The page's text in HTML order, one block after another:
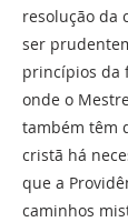
resolução da
ser
princípios da
onde o
também têm
cristã há
que a
caminhos